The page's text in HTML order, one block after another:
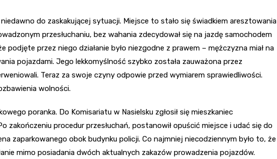
niedawno do zaskakującej sytuacji. Miejsce to stało się świadkiem aresztowania
przesłuchaniu, bez wahania zdecydował się na jazdę samochodem
podjęte przez niego działanie było niezgodne z prawem – mężczyzna miał na
pojazdami. Jego lekkomyślność szybko została zauważona przez
Teraz za swoje czyny odpowie przed wymiarem sprawiedliwości.
wolności.
poranka. Do Komisariatu w Nasielsku zgłosił się mieszkaniec
zakończeniu procedur przesłuchań, postanowił opuścić miejsce i udać się do
zaparkowanego obok budynku policji. Co najmniej niecodziennym było to, że
mimo posiadania dwóch aktualnych zakazów prowadzenia pojazdów.